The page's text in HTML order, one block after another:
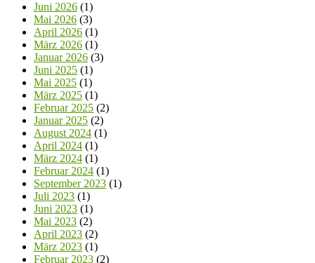
Juni 2026 (1)
Mai 2026 (3)
April 2026 (1)
März 2026 (1)
Januar 2026 (3)
Juni 2025 (1)
Mai 2025 (1)
März 2025 (1)
Februar 2025 (2)
Januar 2025 (2)
August 2024 (1)
April 2024 (1)
März 2024 (1)
Februar 2024 (1)
September 2023 (1)
Juli 2023 (1)
Juni 2023 (1)
Mai 2023 (2)
April 2023 (2)
März 2023 (1)
Februar 2023 (2)